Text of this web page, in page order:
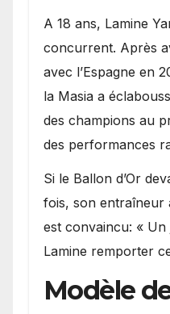
A 18 ans, Lamine
concurrent. Après
avec l’Espagne en
la Masia a
des champions au
des performances
Si le Ballon d’Or
fois, son entraîneur
est convaincu: «
Lamine remporter
Modèle